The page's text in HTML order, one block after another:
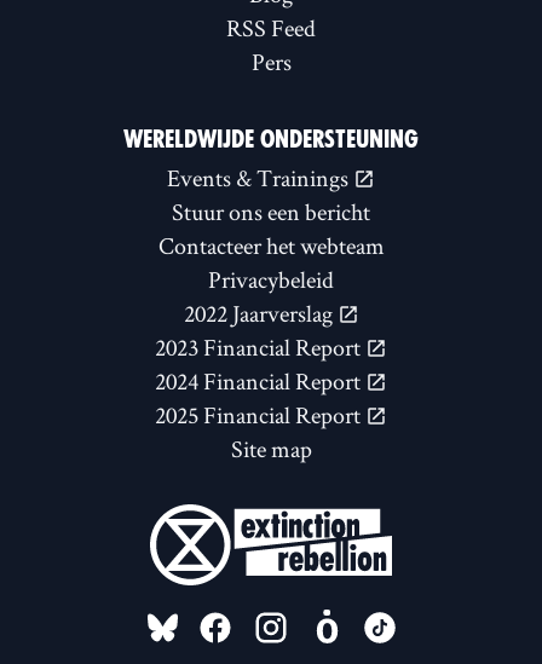
RSS Feed
Pers
WERELDWIJDE ONDERSTEUNING
Events & Trainings
Stuur ons een bericht
Contacteer het webteam
Privacybeleid
2022 Jaarverslag
2023 Financial Report
2024 Financial Report
2025 Financial Report
Site map
FOLLOW US ON